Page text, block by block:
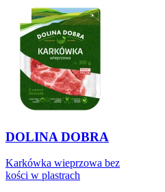
DOLINA DOBRA
Karkówka wieprzowa bez
kości w plastrach